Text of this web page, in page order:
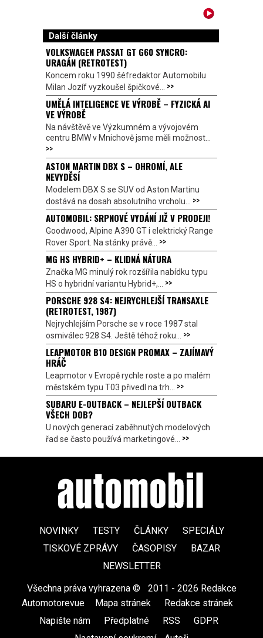
Další články
VOLKSWAGEN PASSAT GT G60 SYNCRO:
URAGÁN (RETROTEST)
Koncem roku 1990 šéfredaktor Automobilu
Milan Jozíf vyzkoušel špičkové... >>
UMĚLÁ INTELIGENCE VE VÝROBĚ – FYZICKÁ AI
VE VÝROBĚ
Na návštěvě ve Výzkumném a vývojovém
centru BMW v Mnichově jsme měli možnost...
>>
ASTON MARTIN DBX S – OHROMÍ, ALE
NEVYDĚSÍ
Modelem DBX S se SUV od Aston Martinu
dostává na dosah absolutního vrcholu... >>
AUTOMOBIL: SRPNOVÉ VYDÁNÍ JIŽ V PRODEJI!
Goodwood, Alpine A390 GT i elektrický Range
Rover Sport. Na stánky právě... >>
MG HS HYBRID+ – KLIDNÁ NÁTURA
Značka MG minulý rok rozšířila nabídku typu
HS o hybridní variantu Hybrid+,... >>
PORSCHE 928 S4: NEJRYCHLEJŠÍ TRANSAXLE
(RETROTEST, 1987)
Nejrychlejším Porsche se v roce 1987 stal
osmiválec 928 S4. Ještě téhož roku... >>
LEAPMOTOR B10 DESIGN PROMAX – ZAJÍMAVÝ
HRÁČ
Leapmotor v Evropě rychle roste a po malém
městském typu T03 přivedl na trh... >>
SUBARU E-OUTBACK – NEJLEPŠÍ OUTBACK
VŠECH DOB?
U nových generací zaběhnutých modelových
řad se často používá marketingové... >>
NOVINKY TESTY ČLÁNKY
SPECIÁLY
TISKOVÉ ZPRÁVY
ČASOPISY
BAZAR
NEWSLETTER
Všechna práva vyhrazena ©
2011 - 2026 Redakce
Automotorevue
Mapa stránek Redakce stránek
Napište nám
Předplatné RSS GDPR